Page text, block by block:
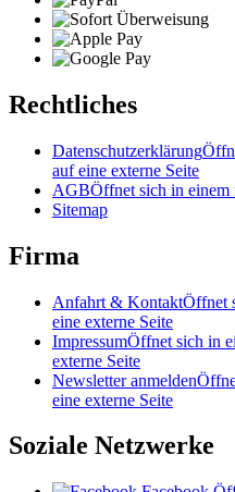
Rechtliches
Datenschutzerklärung
auf eine externe Seite
AGBÖffnet sich in einem
Sitemap
Firma
Anfahrt & KontaktÖffnet
eine externe Seite
ImpressumÖffnet sich in
externe Seite
Newsletter anmelden
eine externe Seite
Soziale Netzwerke